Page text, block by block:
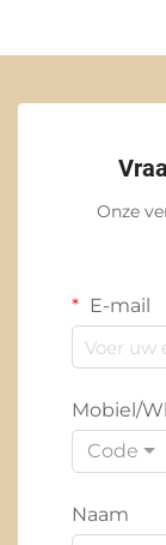
Onze
E-mail
Mobiel/
Code
Naam